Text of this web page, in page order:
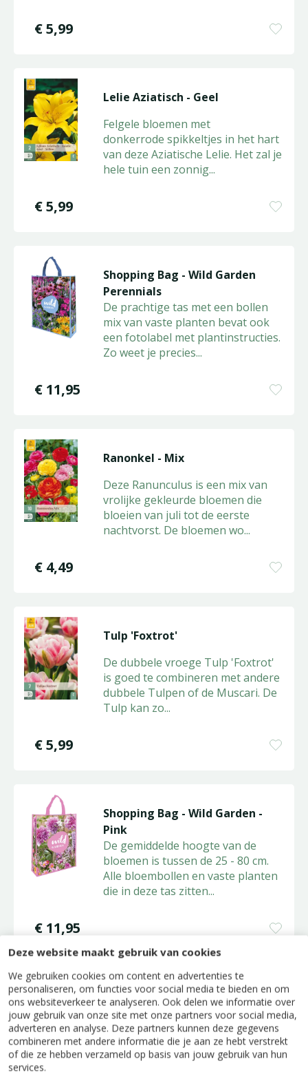
Deze website maakt gebruik van cookies
We gebruiken cookies om content en advertenties te
personaliseren, om functies voor social media te bieden en om
ons websiteverkeer te analyseren. Ook delen we informatie over
jouw gebruik van onze site met onze partners voor social media,
adverteren en analyse. Deze partners kunnen deze gegevens
combineren met andere informatie die je aan ze hebt verstrekt
of die ze hebben verzameld op basis van jouw gebruik van hun
services.
€5,99
Lelie Aziatisch - Geel
Felgele bloemen met
donkerrode spikkeltjes in het hart
van deze Aziatische Lelie. Het zal je
hele tuin een zonnig...
€5,99
Shopping Bag - Wild Garden
Perennials
De prachtige tas met een bollen
mix van vaste planten bevat ook
een fotolabel met plantinstructies.
Zo weet je precies...
€ 11,95
Ranonkel - Mix
Deze Ranunculus is een mix van
vrolijke gekleurde bloemen die
bloeien van juli tot de eerste
nachtvorst. De bloemen wo...
€ 4,49
Tulp 'Foxtrot'
De dubbele vroege Tulp 'Foxtrot'
is goed te combineren met andere
dubbele Tulpen of de Muscari. De
Tulp kan zo...
€5,99
Shopping Bag - Wild Garden -
Pink
De gemiddelde hoogte van de
bloemen is tussen de 25 - 80 cm.
Alle bloembollen en vaste planten
die in deze tas zitten...
€ 11,95
Anemoon 'Bride'
Anemoon 'Bride' is een
uitstekende snijbloem die je goed
kunt combineren met andere